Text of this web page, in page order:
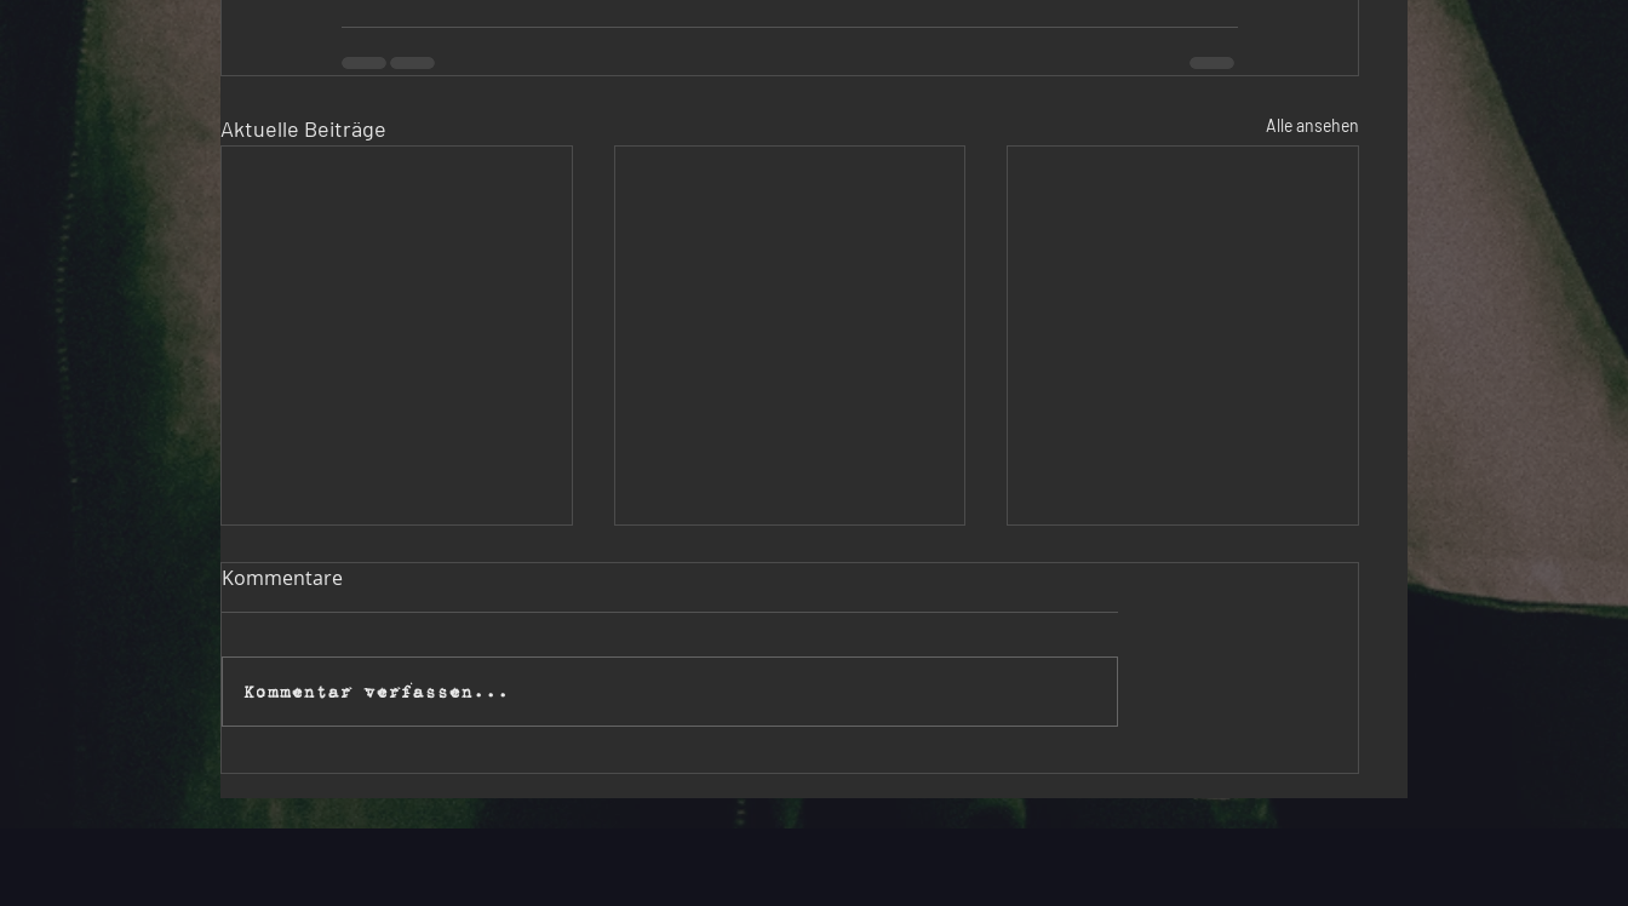
Aktuelle Beiträge Alle ansehen
Gig in Bad Rappenau
leider kurzfristig
krankheitsbedingt absagen! Aber
Celebrating OWN WORLD
Kommentare
Kommentar verfassen...